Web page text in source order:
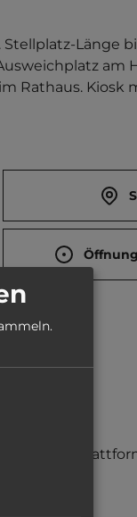
Länge
am
Rathaus. Kiosk